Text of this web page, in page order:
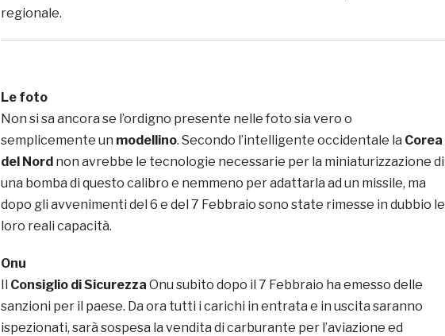
regionale.
Le foto
Non si sa ancora se l’ordigno presente nelle foto sia vero o
semplicemente un modellino. Secondo l’intelligente occidentale la Corea
del Nord non avrebbe le tecnologie necessarie per la miniaturizzazione di
una bomba di questo calibro e nemmeno per adattarla ad un missile, ma
dopo gli avvenimenti del 6 e del 7 Febbraio sono state rimesse in dubbio le
loro reali capacità.
Onu
Il Consiglio di Sicurezza Onu subito dopo il 7 Febbraio ha emesso delle
sanzioni per il paese. Da ora tutti i carichi in entrata e in uscita saranno
ispezionati, sarà sospesa la vendita di carburante per l’aviazione ed